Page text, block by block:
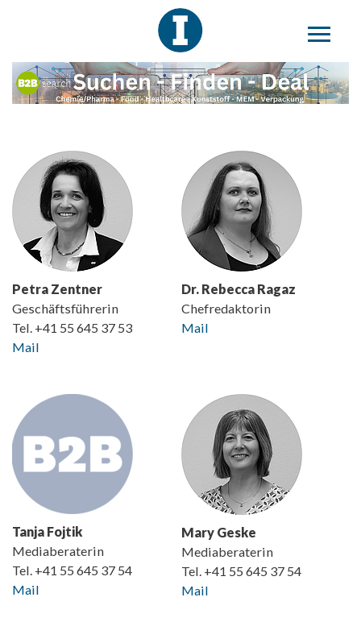
Petra Zentner
Geschäftsführerin
Tel. +41 55 645 37 53
Mail
Dr. Rebecca Ragaz
Chefredaktorin
Mail
Tanja Fojtik
Mediaberaterin
Tel. +41 55 645 37 54
Mail
Mary Geske
Mediaberaterin
Tel. +41 55 645 37 54
Mail